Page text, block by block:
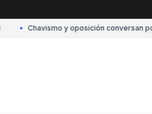
Chavismo y oposición conversan por